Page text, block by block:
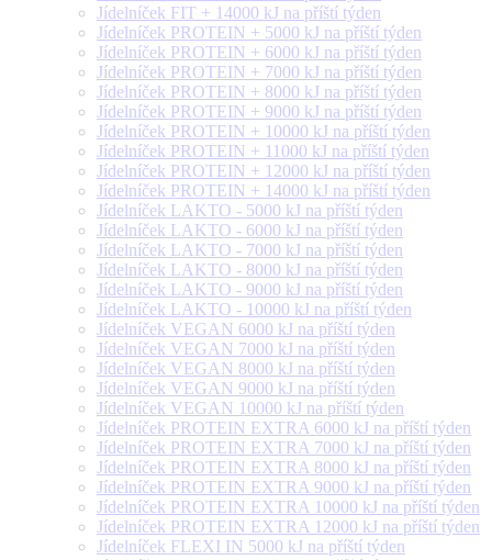
Jídelníček FIT + 14000 kJ na příští týden
Jídelníček PROTEIN + 5000 kJ na příští týden
Jídelníček PROTEIN + 6000 kJ na příští týden
Jídelníček PROTEIN + 7000 kJ na příští týden
Jídelníček PROTEIN + 8000 kJ na příští týden
Jídelníček PROTEIN + 9000 kJ na příští týden
Jídelníček PROTEIN + 10000 kJ na příští týden
Jídelníček PROTEIN + 11000 kJ na příští týden
Jídelníček PROTEIN + 12000 kJ na příští týden
Jídelníček PROTEIN + 14000 kJ na příští týden
Jídelníček LAKTO - 5000 kJ na příští týden
Jídelníček LAKTO - 6000 kJ na příští týden
Jídelníček LAKTO - 7000 kJ na příští týden
Jídelníček LAKTO - 8000 kJ na příští týden
Jídelníček LAKTO - 9000 kJ na příští týden
Jídelníček LAKTO - 10000 kJ na příští týden
Jídelníček VEGAN 6000 kJ na příští týden
Jídelníček VEGAN 7000 kJ na příští týden
Jídelníček VEGAN 8000 kJ na příští týden
Jídelníček VEGAN 9000 kJ na příští týden
Jídelníček VEGAN 10000 kJ na příští týden
Jídelníček PROTEIN EXTRA 6000 kJ na příští týden
Jídelníček PROTEIN EXTRA 7000 kJ na příští týden
Jídelníček PROTEIN EXTRA 8000 kJ na příští týden
Jídelníček PROTEIN EXTRA 9000 kJ na příští týden
Jídelníček PROTEIN EXTRA 10000 kJ na příští týden
Jídelníček PROTEIN EXTRA 12000 kJ na příští týden
Jídelníček FLEXI IN 5000 kJ na příští týden